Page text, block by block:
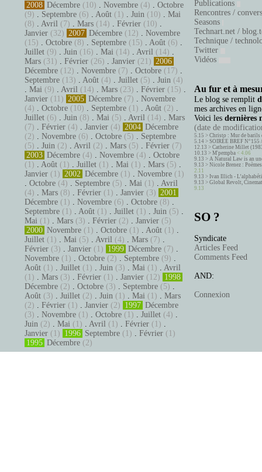
2008 Décembre (10) . Novembre (4) . Octobre
(9) . Septembre (6) . Août (1) . Juin (10) . Mai
(8) . Avril (7) . Mars (14) . Février (10) .
Janvier (32) 2007 Décembre (12) . Novembre
(15) . Octobre (8) . Septembre (15) . Août (6) .
Juillet (9) . Juin (16) . Mai (14) . Avril (14) .
Mars (31) . Février (26) . Janvier (21) 2006
Décembre (12) . Novembre (7) . Octobre (17) .
Septembre (13) . Août (4) . Juillet (5) . Juin (4)
. Mai (9) . Avril (14) . Mars (23) . Février (15) .
Janvier (11) 2005 Décembre (7) . Novembre
(4) . Octobre (10) . Septembre (1) . Août (2) .
Juillet (6) . Juin (8) . Mai (5) . Avril (14) . Mars
(7) . Février (4) . Janvier (4) 2004 Décembre
(2) . Novembre (6) . Octobre (5) . Septembre
(5) . Juin (2) . Avril (2) . Mars (5) . Février (7)
2003 Décembre (4) . Novembre (4) . Octobre
(1) . Août (1) . Juillet (1) . Mai (1) . Mars (5) .
Janvier (1) 2002 Décembre (1) . Novembre (1)
. Octobre (4) . Septembre (5) . Mai (1) . Avril
(4) . Mars (8) . Février (1) . Janvier (3) 2001
Décembre (1) . Novembre (6) . Octobre (8) .
Septembre (1) . Août (1) . Juillet (1) . Juin (5) .
Mai (1) . Mars (3) . Février (2) . Janvier (5)
2000 Novembre (1) . Octobre (1) . Août (1) .
Juillet (1) . Mai (5) . Avril (4) . Mars (7) .
Février (3) . Janvier (1) 1999 Décembre (7) .
Novembre (1) . Octobre (2) . Septembre (9) .
Août (1) . Juillet (1) . Juin (3) . Mai (1) . Avril
(1) . Mars (3) . Février (1) . Janvier (12) 1998
Décembre (2) . Octobre (3) . Septembre (5) .
Août (3) . Juillet (2) . Juin (1) . Mai (1) . Mars
(2) . Février (1) . Janvier (2) 1997 Décembre
(3) . Novembre (1) . Octobre (1) . Juillet (4) .
Juin (2) . Mai (1) . Avril (1) . Février (1) .
Janvier (1) 1996 Septembre (1) . Février (1)
1995 Décembre (2)
Publications
Rencontres /
Seasons
Technart.net /
Technique /
Twitter
Vidéos
Au fur et à
Le blog se remplit
mes archives en
Voici les dernières
(date de
5.15 > Christo : Mur de barils
5.14 > SOIRÉE BREF
12.13 > Catherine Millet
10.13 > M'pempba < 4.06
9.13 > A Natural Law is an
9.13 > Nicole Brenez :
2.11
9.13 > Ivan Illich -
9.13 > Global Revolt,
9.13
SO ?
Syndicate
Articles Feed
Comments Feed
AND:
Connexion